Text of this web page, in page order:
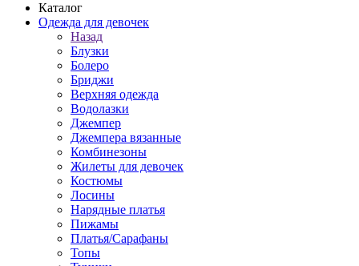
Каталог
Одежда для девочек
Назад
Блузки
Болеро
Бриджи
Верхняя одежда
Водолазки
Джемпер
Джемпера вязанные
Комбинезоны
Жилеты для девочек
Костюмы
Лосины
Нарядные платья
Пижамы
Платья/Сарафаны
Топы